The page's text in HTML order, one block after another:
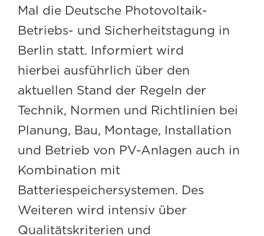
Mal die Deutsche Photovoltaik-
Betriebs- und Sicherheitstagung in
Berlin statt. Informiert wird
hierbei ausführlich über den
aktuellen Stand der Regeln der
Technik, Normen und Richtlinien bei
Planung, Bau, Montage, Installation
und Betrieb von PV-Anlagen auch in
Kombination mit
Batteriespeichersystemen. Des
Weiteren wird intensiv über
Qualitätskriterien und